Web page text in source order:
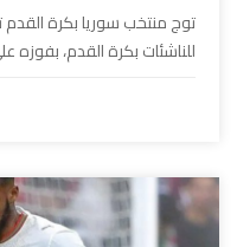
للناشئات بكرة القدم، بفوزه